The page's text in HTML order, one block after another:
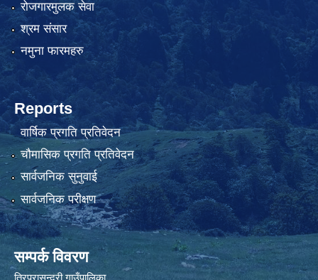
रोजगारमुलक सेवा
श्रम संसार
नमुना फारमहरु
Reports
वार्षिक प्रगति प्रतिवेदन
चौमासिक प्रगति प्रतिवेदन
सार्वजनिक सुनुवाई
सार्वजनिक परीक्षण
सम्पर्क विवरण
त्रिपुरासुन्दरी गाउँपालिका